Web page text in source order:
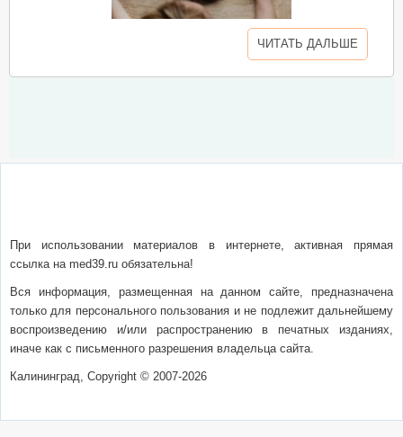
ЧИТАТЬ ДАЛЬШЕ
При использовании материалов в интернете, активная прямая
ссылка на med39.ru обязательна!
Вся информация, размещенная на данном сайте, предназначена
только для персонального пользования и не подлежит дальнейшему
воспроизведению и/или распространению в печатных изданиях,
иначе как с письменного разрешения владельца сайта.
Калининград, Copyright © 2007-2026